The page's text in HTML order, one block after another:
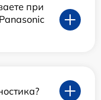
при